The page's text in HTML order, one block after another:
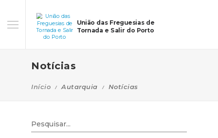
União das Freguesias de
Tornada e Salir do Porto
Notícias
Início Autarquia Notícias